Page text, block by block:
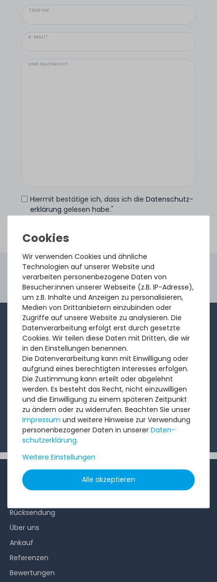
TELEFON
E-MAIL*
IHRE NACHRICHT
Hiermit bestätige ich, dass ich die Daten­schutz­
erklärung gelesen habe.*
4.96 /5.00aus8.500Bewertungen
Gebraucht. Geprüft. Geliefert.
1-2x im Monat sendet André aus dem Vertriebsteam
eine kurze, knackige Mail mit Angeboten, neu
eingetroffenen Produkten und Informationen, die Sie
interessieren könnten. Probieren Sie's!
Abonnieren
Ich möchte Ihren Newsletter erhalten und akzeptiere
dieDatenschutzerklärung.
Wir verwenden Cookies und ähnliche
Technologien auf unserer Website und
verarbeiten personenbezogene Daten von
Besucher:innen unserer Webseite (z.B. IP-Adresse),
um z.B. Inhalte und Anzeigen zu personalisieren,
Medien von Drittanbietern einzubinden oder
Zugriffe auf unsere Website zu analysieren. Die
Datenverarbeitung erfolgt erst durch gesetzte
Cookies. Wir teilen diese Daten mit Dritten, die wir
in den Einstellungen benennen.
Die Datenverarbeitung kann mit Einwilligung oder
aufgrund eines berechtigten Interesses erfolgen.
Die Zustimmung kann erteilt oder abgelehnt
werden. Es besteht das Recht, nicht einzuwilligen
und die Einwilligung zu einem späteren Zeitpunkt
zu ändern oder zu widerrufen. Beachten Sie unser
Impressum und weitere Hinweise zur Verwendung
personenbezogener Daten in unserer Daten­
schutz­erklärung.
Weitere Einstellungen
Alle akzeptieren
INFORMATIONEN
Rücksendung
Über uns
Ankauf
Referenzen
Bewertungen